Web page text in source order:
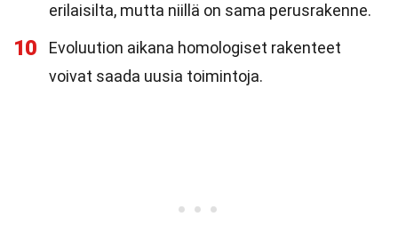
erilaisilta, mutta niillä on sama perusrakenne.
10
Evoluution aikana homologiset rakenteet
voivat saada uusia toimintoja.